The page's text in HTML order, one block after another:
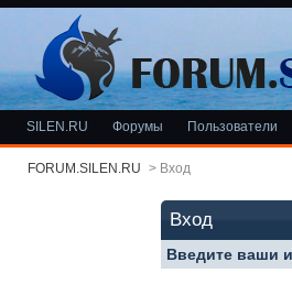
SILEN.RU Форумы Пользователи
FORUM.SILEN.RU > Вход
Вход
Введите ваши